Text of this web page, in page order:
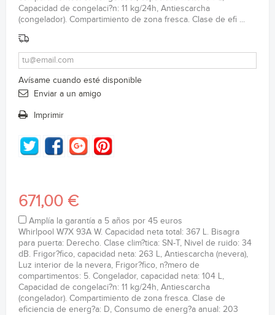
Capacidad de congelaci?n: 11 kg/24h, Antiescarcha
(congelador). Compartimiento de zona fresca. Clase de efi ...
Avísame cuando esté disponible
Enviar a un amigo
Imprimir
671,00 €
Amplía la garantía a 5 años por 45 euros
Whirlpool W7X 93A W. Capacidad neta total: 367 L. Bisagra
para puerta: Derecho. Clase clim?tica: SN-T, Nivel de ruido: 34
dB. Frigor?fico, capacidad neta: 263 L, Antiescarcha (nevera),
Luz interior de la nevera, Frigor?fico, n?mero de
compartimentos: 5. Congelador, capacidad neta: 104 L,
Capacidad de congelaci?n: 11 kg/24h, Antiescarcha
(congelador). Compartimiento de zona fresca. Clase de
eficiencia de energ?a: D, Consumo de energ?a anual: 203